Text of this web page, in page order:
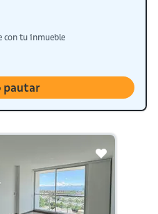
con tu inmueble
pautar